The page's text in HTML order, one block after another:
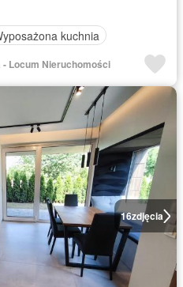
kuchnia
- Locum Nieruchomości
16zdjęcia